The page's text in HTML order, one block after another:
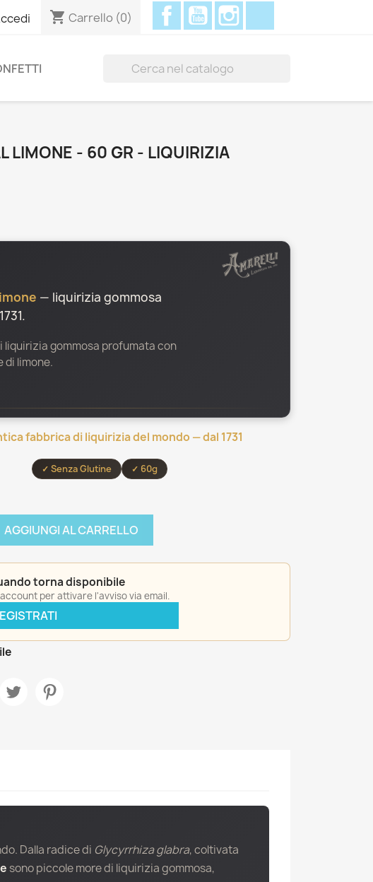
shopping_cart Carrello (0)
FacebookYouTube
LIMONE - 60 GR - LIQUIRIZIA
— liquirizia gommosa
liquirizia gommosa profumata con
di limone.
fabbrica di liquirizia del mondo — dal 1731
✓ Senza Glutine ✓ 60g
AGGIUNGI AL CARRELLO
torna disponibile
per attivare l'avviso via email.
Dalla radice di Glycyrrhiza glabra, coltivata
sono piccole more di liquirizia gommosa,